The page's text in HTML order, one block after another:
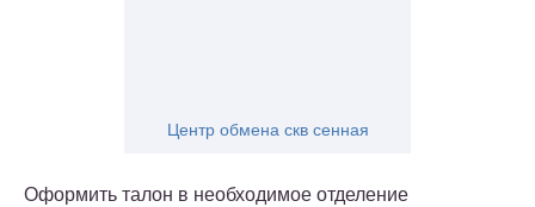
Центр обмена скв сенная
Оформить талон в необходимое отделение